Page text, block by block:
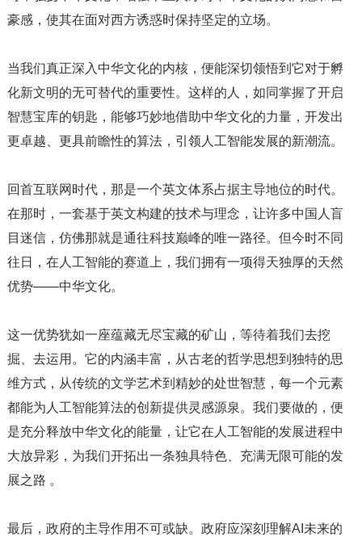
豪感，使其在面对西方诱惑时保持坚定的立场。
当我们真正深入中华文化的内核，便能深切领悟到它对于孵
化新文明的无可替代的重要性。这样的人，如同掌握了开启
智慧宝库的钥匙，能够巧妙地借助中华文化的力量，开发出
更卓越、更具前瞻性的算法，引领人工智能发展的新潮流。
回首互联网时代，那是一个英文体系占据主导地位的时代。
在那时，一套基于英文构建的技术与理念，让许多中国人盲
目迷信，仿佛那就是通往科技巅峰的唯一路径。但今时不同
往日，在人工智能的赛道上，我们拥有一项得天独厚的天然
优势——中华文化。
这一优势犹如一座蕴藏无尽宝藏的矿山，等待着我们去挖
掘、去运用。它的内涵丰富，从古老的哲学思想到独特的思
维方式，从传统的文学艺术到精妙的处世智慧，每一个元素
都能为人工智能算法的创新提供灵感源泉。我们要做的，便
是充分释放中华文化的能量，让它在人工智能的发展进程中
大放异彩，为我们开拓出一条独具特色、充满无限可能的发
展之路 。
最后，政府的主导作用不可或缺。政府应深刻理解AI未来的